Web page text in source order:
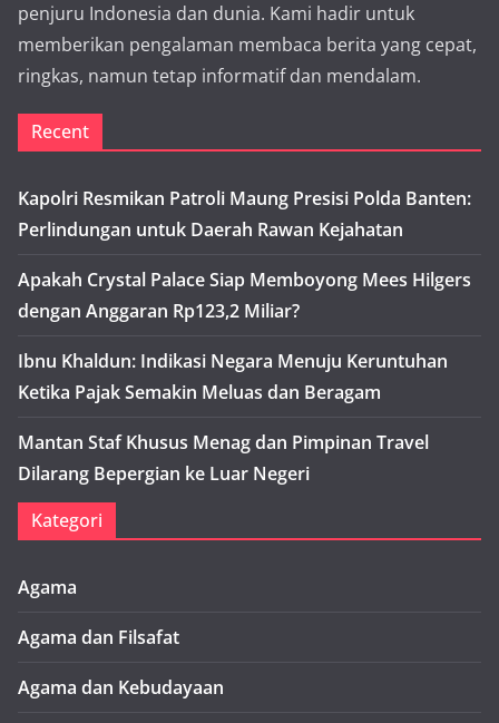
penjuru Indonesia dan dunia. Kami hadir untuk
memberikan pengalaman membaca berita yang cepat,
ringkas, namun tetap informatif dan mendalam.
Recent
Kapolri Resmikan Patroli Maung Presisi Polda Banten:
Perlindungan untuk Daerah Rawan Kejahatan
Apakah Crystal Palace Siap Memboyong Mees Hilgers
dengan Anggaran Rp123,2 Miliar?
Ibnu Khaldun: Indikasi Negara Menuju Keruntuhan
Ketika Pajak Semakin Meluas dan Beragam
Mantan Staf Khusus Menag dan Pimpinan Travel
Dilarang Bepergian ke Luar Negeri
Kategori
Agama
Agama dan Filsafat
Agama dan Kebudayaan